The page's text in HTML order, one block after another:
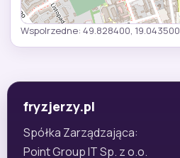
Wspolrzedne: 49.828400, 19.043500
fryzjerzy.pl
Spółka Zarządzająca:
Point Group IT Sp. z o.o.